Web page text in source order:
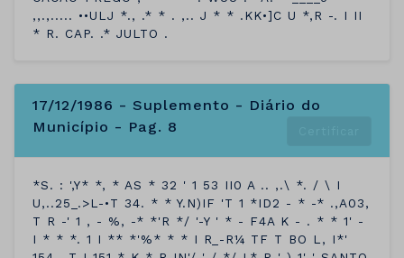
,,.,..... ••ULJ *., .* * . ,.. J * * .KK•]C U *,R -. I II
* R. CAP. .* JULTO .
17/12/1986 - Suplemento - Diário do
Município - Pag. 8
*S. : ',Y* *, * AS * 32 ' 1 53 II0 A .. ,.\ *. / \ I
U,..25_.>L-•T 34. * * Y.N)IF 'T 1 *ID2 - * -* .,A03,
T R -' 1 , - %, -* *'R */ '-Y ' * - F4A K - . * * 1' -
I * * *. 1 I ** *'%* * * I R_-R¼ TF T BO L, I*'